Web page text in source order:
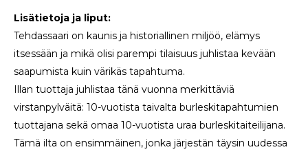
Lisätietoja ja liput:
Tehdassaari on kaunis ja historiallinen miljöö, elämys
itsessään ja mikä olisi parempi tilaisuus juhlistaa kevään
saapumista kuin värikäs tapahtuma.
Illan tuottaja juhlistaa tänä vuonna merkittäviä
virstanpylväitä: 10-vuotista taivalta burleskitapahtumien
tuottajana sekä omaa 10-vuotista uraa burleskitaiteilijana.
Tämä ilta on ensimmäinen, jonka järjestän täysin uudessa